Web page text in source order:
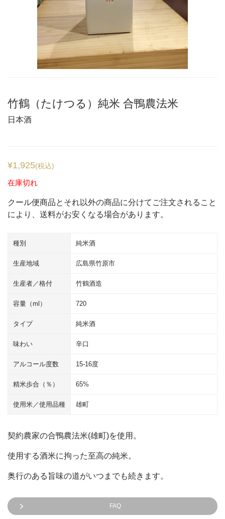
竹鶴（たけつる）純米 合鴨農法米
日本酒
¥1,925(税込)
在庫切れ
クール便商品とそれ以外の商品に分けてご注文されること
により、送料がお安くなる場合があります。
種別 純米酒
生産地域 広島県竹原市
生産者／格付 竹鶴酒造
容量（ml） 720
タイプ 純米酒
味わい 辛口
アルコール度数 15-16度
精米歩合（％） 65%
使用米／使用品種 雄町
契約農家の合鴨農法米(雄町)を使用。
使用する酒米に拘った至高の純米。
奥行のある旨味の道がいつまでも続きます。
FAQ